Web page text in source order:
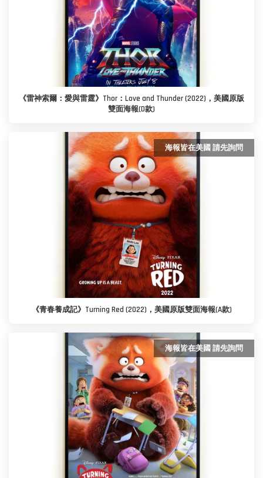
《雷神索爾：愛與雷霆》Thor：Love and Thunder (2022)，美國原版
雙面海報(D款)
海報皆在美國 請先詢問
《青春養成記》Turning Red (2022)，美國原版雙面海報(A款)
海報皆在美國 請先詢問